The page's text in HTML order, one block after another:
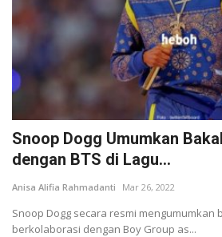
Snoop Dogg Umumkan
dengan BTS di Lagu...
Anisa Alifia Rahmadanti Mar 26, 2022
Snoop Dogg secara resmi mengumumkan
berkolaborasi dengan Boy Group as...